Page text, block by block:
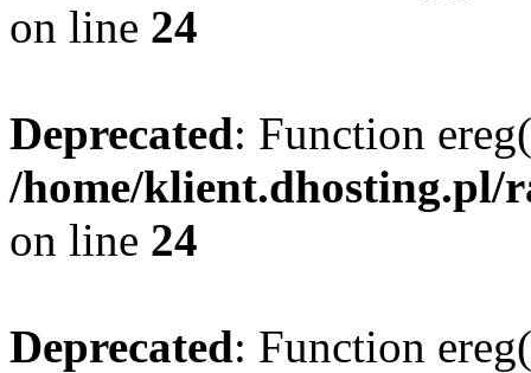
on line 24
Deprecated: Function
/home/klient.dhosting.pl/
on line 24
Deprecated: Function